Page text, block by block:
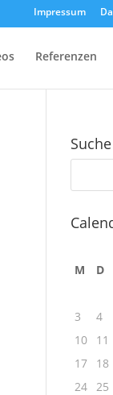
Impressum
Referenzen
Suche
M D
3
4
10
11
17
18
24 25